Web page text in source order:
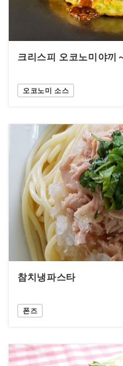
크리스피 오코노미야끼
오코노미 소스
참치냉파스타
폰즈